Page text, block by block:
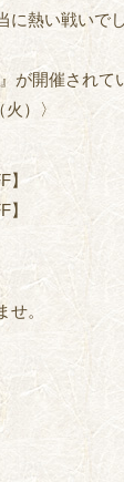
に熱い戦いで
が開催されて
）〉
】
。